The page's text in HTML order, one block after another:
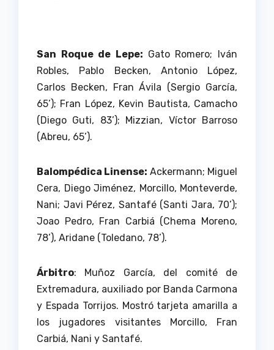
San Roque de Lepe: Gato Romero; Iván
Robles, Pablo Becken, Antonio López,
Carlos Becken, Fran Ávila (Sergio García,
65’); Fran López, Kevin Bautista, Camacho
(Diego Guti, 83’); Mizzian, Víctor Barroso
(Abreu, 65’).
Balompédica Linense: Ackermann; Miguel
Cera, Diego Jiménez, Morcillo, Monteverde,
Nani; Javi Pérez, Santafé (Santi Jara, 70’);
Joao Pedro, Fran Carbiá (Chema Moreno,
78’), Aridane (Toledano, 78’).
Árbitro: Muñoz García, del comité de
Extremadura, auxiliado por Banda Carmona
y Espada Torrijos. Mostró tarjeta amarilla a
los jugadores visitantes Morcillo, Fran
Carbiá, Nani y Santafé.